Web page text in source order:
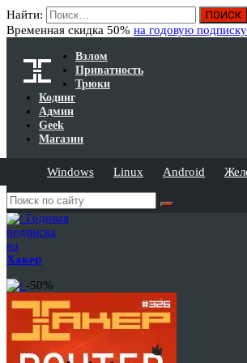
Найти:
Временная скидка 50% на годовую подписку
Взлом
Приватность
Трюки
Кодинг
Админ
Geek
Магазин
Windows Linux Android
Годовая
подписка
на
Хакер
-50%